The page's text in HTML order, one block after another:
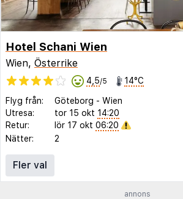
Hotel Schani Wien
Wien, Österrike
4,5/5 14°C
Flyg från: Göteborg - Wien
Utresa:
tor 15 okt 14:20
Retur:
lör 17 okt 06:20
Nätter:
2
Fler val
annons